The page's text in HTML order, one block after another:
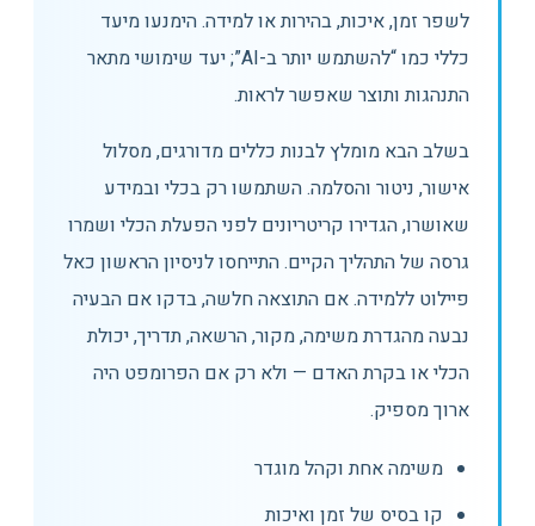
לשפר זמן, איכות, בהירות או למידה. הימנעו מיעד
כללי כמו “להשתמש יותר ב-AI”; יעד שימושי מתאר
התנהגות ותוצר שאפשר לראות.
בשלב הבא מומלץ לבנות כללים מדורגים, מסלול
אישור, ניטור והסלמה. השתמשו רק בכלי ובמידע
שאושרו, הגדירו קריטריונים לפני הפעלת הכלי ושמרו
גרסה של התהליך הקיים. התייחסו לניסיון הראשון כאל
פיילוט ללמידה. אם התוצאה חלשה, בדקו אם הבעיה
נבעה מהגדרת משימה, מקור, הרשאה, תדריך, יכולת
הכלי או בקרת האדם — ולא רק אם הפרומפט היה
ארוך מספיק.
משימה אחת וקהל מוגדר
קו בסיס של זמן ואיכות